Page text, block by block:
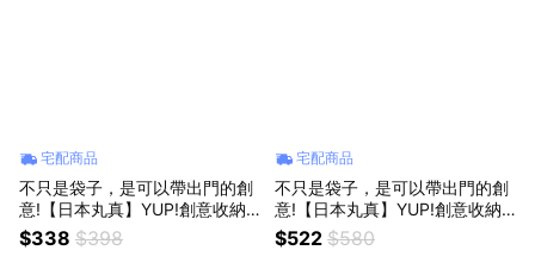
宅配商品
不只是袋子，是可以帶出門的創
意!【日本丸真】YUP!創意收納
包_瓶子系列(共9款)
$338 $398
宅配商品
不只是袋子，是可以帶出門的創
意!【日本丸真】YUP!創意收納
包 鮭魚切片
$522 $580